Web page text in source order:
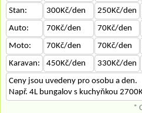
Stan:
300Kč/den 250Kč/den
Auto:
70Kč/den 70Kč/den
Moto:
70Kč/den 70Kč/den
Karavan:
450Kč/den 330Kč/den
Ceny jsou uvedeny pro osobu a den.
Např. 4L bungalov s kuchyňkou
*